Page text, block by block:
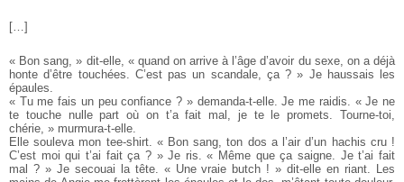
[…]
« Bon sang, » dit-elle, « quand on arrive à l’âge d’avoir du sexe, on a déjà
honte d’être touchées. C’est pas un scandale, ça ? » Je haussais les
épaules.
« Tu me fais un peu confiance ? » demanda-t-elle. Je me raidis. « Je ne
te touche nulle part où on t’a fait mal, je te le promets. Tourne-toi,
chérie, » murmura-t-elle.
Elle souleva mon tee-shirt. « Bon sang, ton dos a l’air d’un hachis cru !
C’est moi qui t’ai fait ça ? » Je ris. « Même que ça saigne. Je t’ai fait
mal ? » Je secouai la tête. « Une vraie butch ! » dit-elle en riant. Les